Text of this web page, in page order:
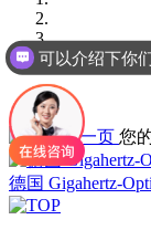
您
德国 Gigahertz-